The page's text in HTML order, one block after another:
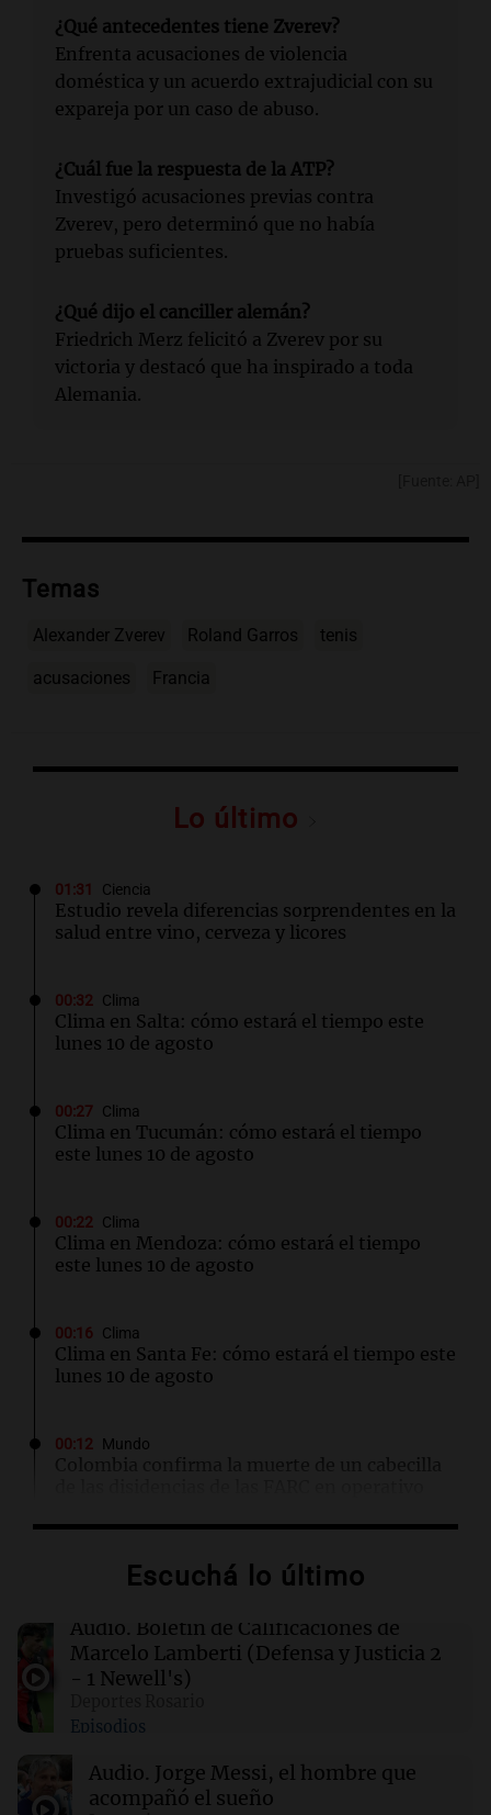
¿Qué antecedentes tiene Zverev?
Enfrenta acusaciones de violencia
doméstica y un acuerdo extrajudicial con su
expareja por un caso de abuso.
¿Cuál fue la respuesta de la ATP?
Investigó acusaciones previas contra
Zverev, pero determinó que no había
pruebas suficientes.
¿Qué dijo el canciller alemán?
Friedrich Merz felicitó a Zverev por su
victoria y destacó que ha inspirado a toda
Alemania.
Temas
Alexander Zverev Roland Garros tenis
acusaciones Francia
Lo último
01:31 Ciencia
Estudio revela diferencias sorprendentes en la
salud entre vino, cerveza y licores
00:32 Clima
Clima en Salta: cómo estará el tiempo este
lunes 10 de agosto
00:27 Clima
Clima en Tucumán: cómo estará el tiempo
este lunes 10 de agosto
00:22 Clima
Clima en Mendoza: cómo estará el tiempo
este lunes 10 de agosto
00:16 Clima
Clima en Santa Fe: cómo estará el tiempo este
lunes 10 de agosto
00:12 Mundo
Colombia confirma la muerte de un cabecilla
Clima
lunes 10 de agosto
00:06 Clima
lunes 10 de agosto
00:02 Mundo
Escuchá lo último
Audio. Boletín de Calificaciones de
Marcelo Lamberti (Defensa y Justicia 2
- 1 Newell's)
Episodios
Audio. Jorge Messi, el hombre que
acompañó el sueño